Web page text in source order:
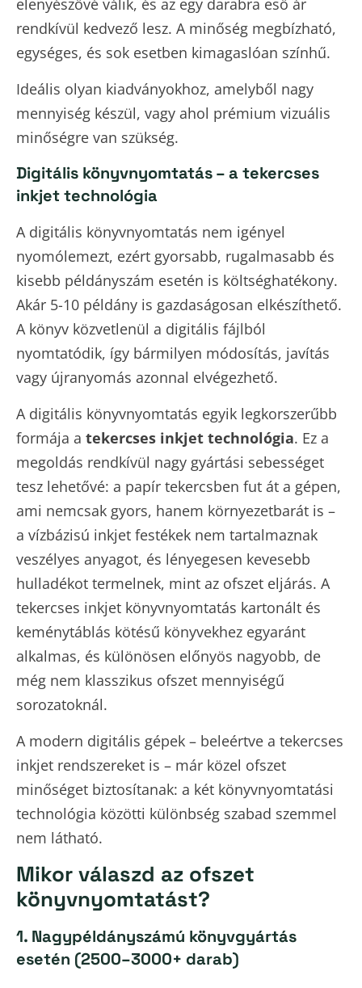
elenyészővé válik, és az egy darabra eső ár
rendkívül kedvező lesz. A minőség megbízható,
egységes, és sok esetben kimagaslóan színhű.
Ideális olyan kiadványokhoz, amelyből nagy
mennyiség készül, vagy ahol prémium vizuális
minőségre van szükség.
Digitális könyvnyomtatás – a tekercses
inkjet technológia
A digitális könyvnyomtatás nem igényel
nyomólemezt, ezért gyorsabb, rugalmasabb és
kisebb példányszám esetén is költséghatékony.
Akár 5-10 példány is gazdaságosan elkészíthető.
A könyv közvetlenül a digitális fájlból
nyomtatódik, így bármilyen módosítás, javítás
vagy újranyomás azonnal elvégezhető.
A digitális könyvnyomtatás egyik legkorszerűbb
formája a tekercses inkjet technológia. Ez a
megoldás rendkívül nagy gyártási sebességet
tesz lehetővé: a papír tekercsben fut át a gépen,
ami nemcsak gyors, hanem környezetbarát is –
a vízbázisú inkjet festékek nem tartalmaznak
veszélyes anyagot, és lényegesen kevesebb
hulladékot termelnek, mint az ofszet eljárás. A
tekercses inkjet könyvnyomtatás kartonált és
keménytáblás kötésű könyvekhez egyaránt
alkalmas, és különösen előnyös nagyobb, de
még nem klasszikus ofszet mennyiségű
sorozatoknál.
A modern digitális gépek – beleértve a tekercses
inkjet rendszereket is – már közel ofszet
minőséget biztosítanak: a két könyvnyomtatási
technológia közötti különbség szabad szemmel
nem látható.
Mikor válaszd az ofszet
könyvnyomtatást?
1. Nagypéldányszámú könyvgyártás
esetén (2500–3000+ darab)